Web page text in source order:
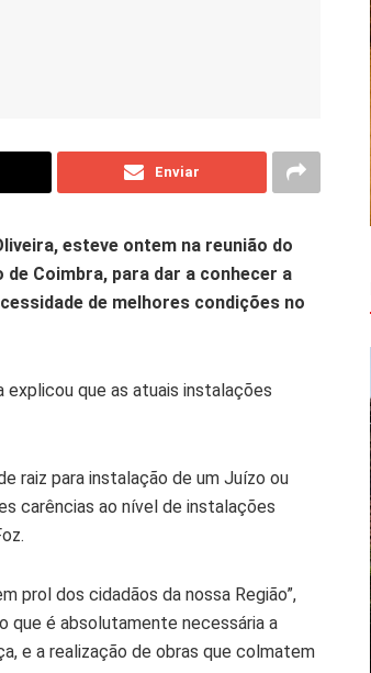
Enviar
esteve ontem na reunião do
Coimbra, para dar a conhecer a
de melhores condições no
explicou que as atuais instalações
raiz para instalação de um Juízo ou
carências ao nível de instalações
prol dos cidadãos da nossa Região”,
que é absolutamente necessária a
e a realização de obras que colmatem